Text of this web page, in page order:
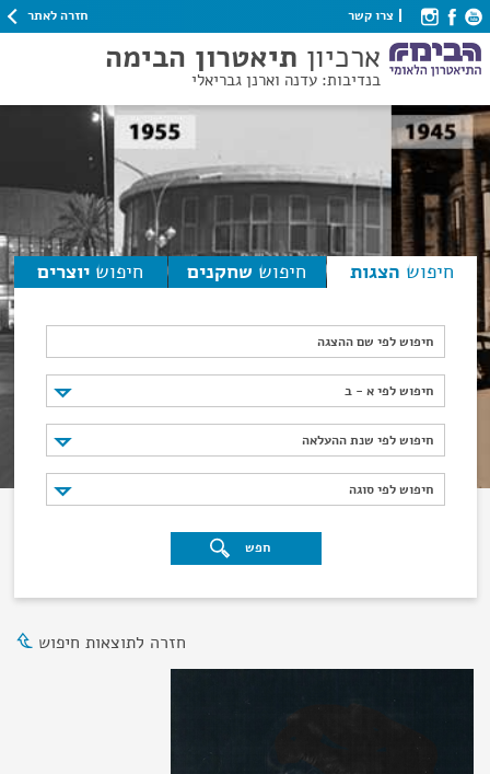
צרו קשר חזרה לאתר
ארכיון תיאטרון הבימה
בנדיבות: עדנה וארנן גבריאלי
חיפוש הצגות חיפוש שחקנים חיפוש יוצרים
חיפוש לפי שם ההצגה
חיפוש לפי א - ב
חיפוש לפי א - ב
חיפוש לפי שנת ההעלאה
חיפוש לפי שנת ההעלאה
חיפוש לפי סוגה
חיפוש לפי סוגה
חפש
חזרה לתוצאות חיפוש